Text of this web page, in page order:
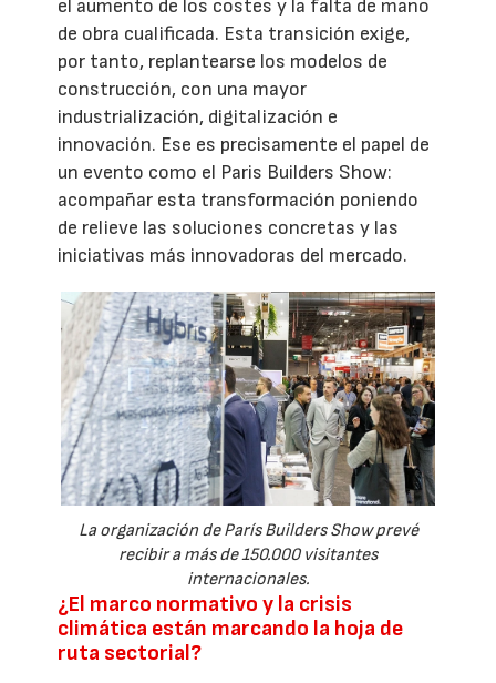
el aumento de los costes y la falta de mano
de obra cualificada. Esta transición exige,
por tanto, replantearse los modelos de
construcción, con una mayor
industrialización, digitalización e
innovación. Ese es precisamente el papel de
un evento como el Paris Builders Show:
acompañar esta transformación poniendo
de relieve las soluciones concretas y las
iniciativas más innovadoras del mercado.
La organización de París Builders Show prevé
recibir a más de 150.000 visitantes
internacionales.
¿El marco normativo y la crisis
climática están marcando la hoja de
ruta sectorial?